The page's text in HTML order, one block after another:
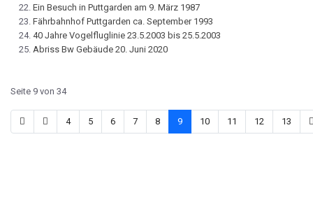
Ein Besuch in Puttgarden am 9. März 1987
Fährbahnhof Puttgarden ca. September 1993
40 Jahre Vogelfluglinie 23.5.2003 bis 25.5.2003
Abriss Bw Gebäude 20. Juni 2020
Seite 9 von 34
4 5 6 7 8 9 10 11 12 13